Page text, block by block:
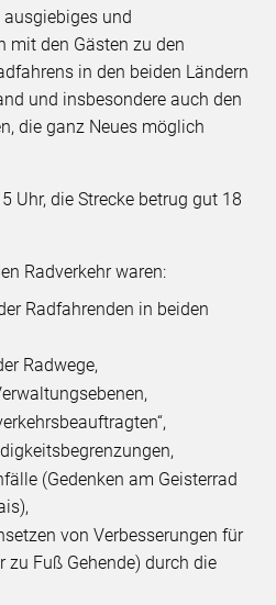
ausgiebiges und
mit den Gästen zu den
in den beiden Ländern
und insbesondere auch den
die ganz Neues möglich
Uhr, die Strecke betrug gut 18
Radverkehr waren:
Radfahrenden in beiden
Radwege,
(Gedenken am Geisterrad
von Verbesserungen für
zu Fuß Gehende) durch die